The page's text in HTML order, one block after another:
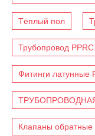
Тёплый пол
Трубопровод
Фитинги латунные
Клапаны обратные